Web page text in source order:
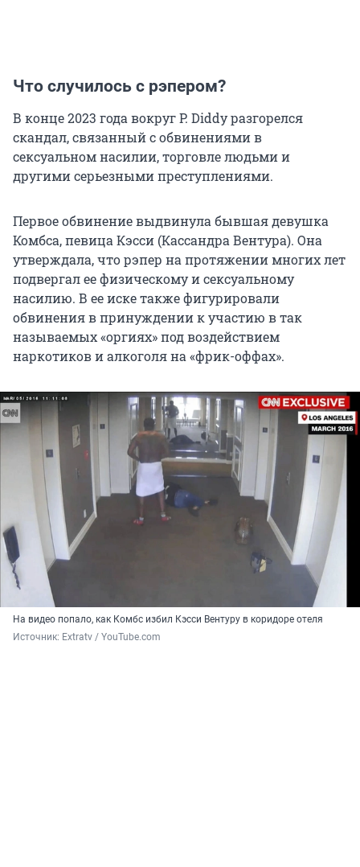
Что случилось с рэпером?
В конце 2023 года вокруг P. Diddy разгорелся
скандал, связанный с обвинениями в
сексуальном насилии, торговле людьми и
другими серьезными преступлениями.
Первое обвинение выдвинула бывшая девушка
Комбса, певица Кэсси (Кассандра Вентура). Она
утверждала, что рэпер на протяжении многих лет
подвергал ее физическому и сексуальному
насилию. В ее иске также фигурировали
обвинения в принуждении к участию в так
называемых «оргиях» под воздействием
наркотиков и алкоголя на «фрик-оффах».
На видео попало, как Комбс избил Кэсси Вентуру в коридоре отеля
Источник: Еxtratv / YouTube.com